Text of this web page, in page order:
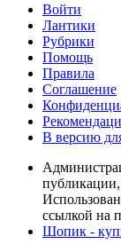
Войти
Лантики
Рубрики
Помощь
Правила
Соглашение
В версию
ссылкой на
Шопик -